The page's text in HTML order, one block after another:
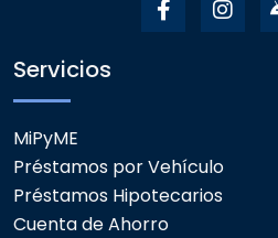
Servicios
MiPyME
Préstamos por Vehículo
Préstamos Hipotecarios
Cuenta de Ahorro